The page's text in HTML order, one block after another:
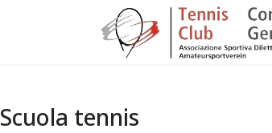
Scuola tennis